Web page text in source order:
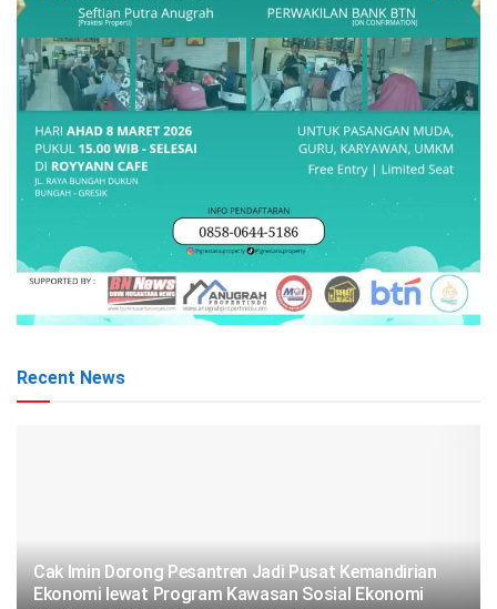
Recent News
Cak Imin Dorong Pesantren Jadi Pusat Kemandirian
Ekonomi lewat Program Kawasan Sosial Ekonomi